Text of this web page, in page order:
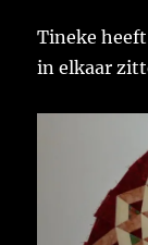
Tineke
in elkaar